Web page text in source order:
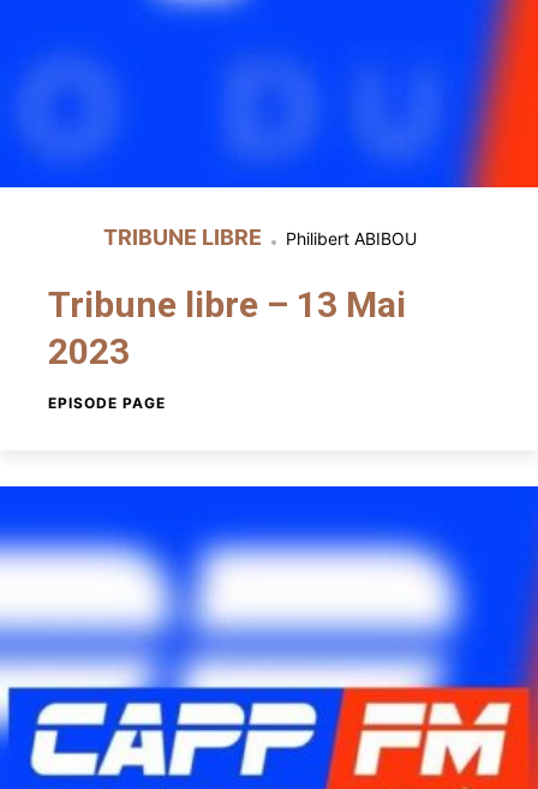
TRIBUNE LIBRE Philibert ABIBOU
Tribune libre – 13 Mai
2023
EPISODE PAGE